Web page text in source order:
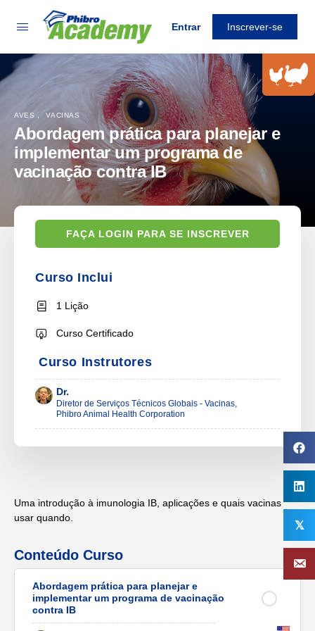
Entrar Inscrever-se
AVES VACINAS
Abordagem prática para planejar e
implementar um programa de
vacinação contra IB
Uma introdução à imunologia IB, aplicações e quais vacinas
usar quando.
Conteúdo Curso
Abordagem prática para planejar e
implementar um programa de vacinação
contra IB
FAÇA LOGIN PARA SE INSCREVER
Curso Inclui
1 Lição
Curso Certificado
Curso Instrutores
Dr.
Diretor de Serviços Técnicos Globais - Vacinas,
Phibro Animal Health Corporation
𝕏